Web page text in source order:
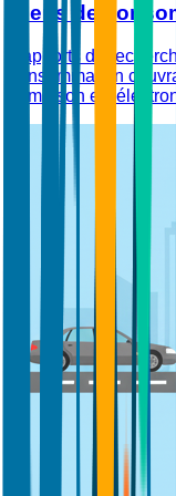
Biens de
Rapports de
consommation
la maison et